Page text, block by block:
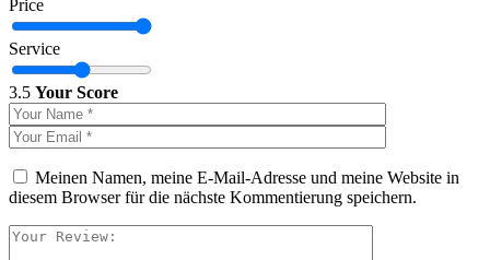
Price
Service
3.5 Your Score
Meinen Namen, meine E-Mail-Adresse und meine Website in
diesem Browser für die nächste Kommentierung speichern.